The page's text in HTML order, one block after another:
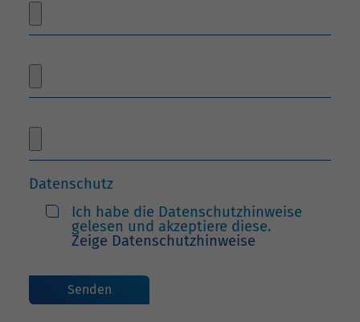
Datenschutz
Ich habe die Datenschutzhinweise
gelesen und akzeptiere diese.
Zeige Datenschutzhinweise